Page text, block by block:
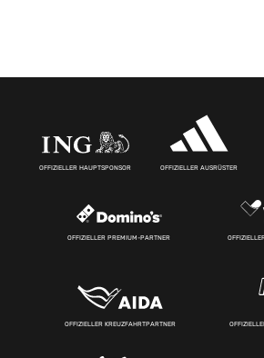
OFFIZIELLER HAUPTSPONSOR OFFIZIELLER AUSRÜSTER
OFFIZIELLER PREMIUM-PARTNER
OFFIZIELLER KREUZFAHRTPARTNER